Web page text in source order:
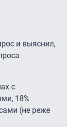
и выяснил,
с
18%
(не реже